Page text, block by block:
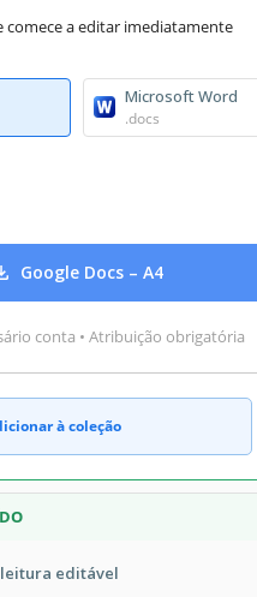
comece a editar imediatamente
Microsoft Word
.docs
Google Docs – A4
conta • Atribuição obrigatória
à coleção
editável